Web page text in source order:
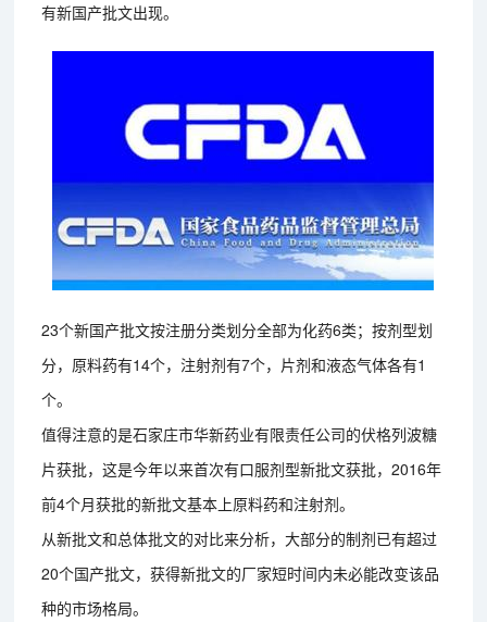
有新国产批文出现。
23个新国产批文按注册分类划分全部为化药6类；按剂型划
分，原料药有14个，注射剂有7个，片剂和液态气体各有1
个。
值得注意的是石家庄市华新药业有限责任公司的伏格列波糖
片获批，这是今年以来首次有口服剂型新批文获批，2016年
前4个月获批的新批文基本上原料药和注射剂。
从新批文和总体批文的对比来分析，大部分的制剂已有超过
20个国产批文，获得新批文的厂家短时间内未必能改变该品
种的市场格局。